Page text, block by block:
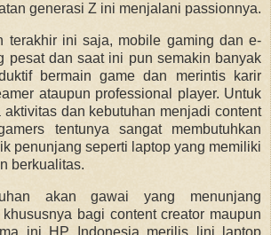
generasi Z ini menjalani passionnya.
terakhir ini saja, mobile gaming dan e-
pesat dan saat ini pun semakin banyak
bermain game dan merintis karir
ataupun professional player. Untuk
dan kebutuhan menjadi content
tentunya sangat membutuhkan
penunjang seperti laptop yang memiliki
berkualitas.
akan gawai yang menunjang
bagi content creator maupun
ini HP Indonesia merilis lini laptop